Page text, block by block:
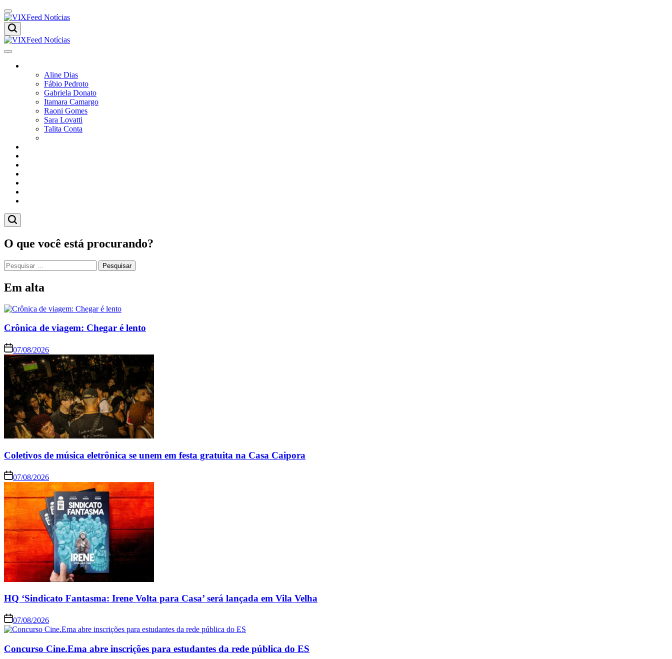
Skip
to
content
VIXFeed
Notícias
VIXFeed
NotíciasAline Dias
Fábio Pedroto
Gabriela Donato
Itamara Camargo
Raoni Gomes
Sara Lovatti
Talita Conta
O que você está procurando?
Pesquisar
por:
Em alta
Crônica de viagem: Chegar é lento
07/08/2026
Coletivos de música eletrônica se unem em festa gratuita na Casa Caipora
07/08/2026
HQ ‘Sindicato Fantasma: Irene Volta para Casa’ será lançada em Vila Velha
07/08/2026
Concurso Cine.Ema abre inscrições para estudantes da rede pública do ES